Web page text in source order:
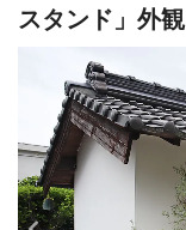
スタンド」外観